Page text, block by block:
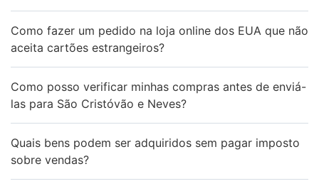
Como fazer um pedido na loja online dos EUA que não
aceita cartões estrangeiros?
Como posso verificar minhas compras antes de enviá-
las para São Cristóvão e Neves?
Quais bens podem ser adquiridos sem pagar imposto
sobre vendas?